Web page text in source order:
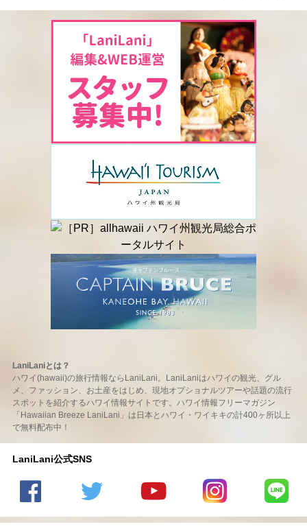
LaniLaniとは？
ハワイ(hawaii)の旅行情報ならLaniLani。LaniLaniはハワイの観光、グル
メ、ファッション、お土産をはじめ、現地オプショナルツアーや話題の流行
スポットを紹介するハワイ情報サイトです。ハワイ情報フリーマガジン
「Hawaiian Breeze LaniLani」は日本とハワイ・ワイキキの計400ヶ所以上
で無料配布中！
LaniLani公式SNS
の
のtwitter
の